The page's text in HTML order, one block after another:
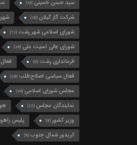
سید حسن خمینی (15)
شرکت گاز گیلان (10)
شورای اسلامی شهر رشت (21)
شورای عالی امنیت ملی (10)
فرمانداری رشت (9)
فعال سیاسی اصلاح‌طلب (10)
مجلس شورای اسلامی (10)
نمایندگان مجلس (12)
وزیر کشور(9) پلیس
کریدور شمال جنوب(9)